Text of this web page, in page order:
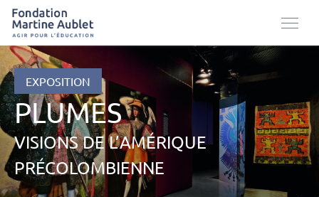
EXPOSITION
PLUMES
VISIONS DE L’AMÉRIQUE
PRÉCOLOMBIENNE